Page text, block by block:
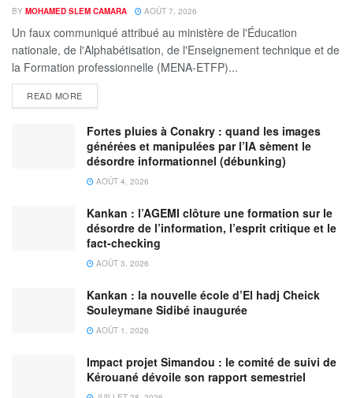
BY MOHAMED SLEM CAMARA AOÛT 7, 2026
Un faux communiqué attribué au ministère de l'Éducation
nationale, de l'Alphabétisation, de l'Enseignement technique et de
la Formation professionnelle (MENA-ETFP)...
READ MORE
Fortes pluies à Conakry : quand les images
générées et manipulées par l’IA sèment le
désordre informationnel (débunking)
AOÛT 4, 2026
Kankan : l’AGEMI clôture une formation sur le
désordre de l’information, l’esprit critique et le
fact-checking
AOÛT 3, 2026
Kankan : la nouvelle école d’El hadj Cheick
Souleymane Sidibé inaugurée
AOÛT 1, 2026
Impact projet Simandou : le comité de suivi de
Kérouané dévoile son rapport semestriel